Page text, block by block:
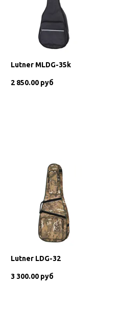
Lutner MLDG-35k
2 850.00 руб
Lutner LDG-32
3 300.00 руб